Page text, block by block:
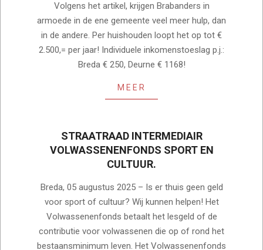
Volgens het artikel, krijgen Brabanders in
armoede in de ene gemeente veel meer hulp, dan
in de andere. Per huishouden loopt het op tot €
2.500,= per jaar! Individuele inkomenstoeslag p.j.:
Breda € 250, Deurne € 1168!
MEER
STRAATRAAD INTERMEDIAIR
VOLWASSENENFONDS SPORT EN
CULTUUR.
08-
Breda, 05 augustus 2025 – Is er thuis geen geld
voor sport of cultuur? Wij kunnen helpen! Het
Volwassenenfonds betaalt het lesgeld of de
contributie voor volwassenen die op of rond het
bestaansminimum leven. Het Volwassenenfonds